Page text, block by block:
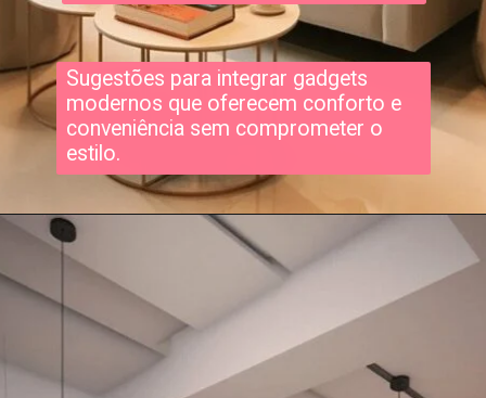
Sugestões para integrar gadgets
modernos que oferecem conforto e
conveniência sem comprometer o
estilo.